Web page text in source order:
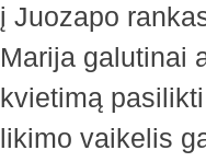
į Juozapo
Marija galutinai
kvietimą
likimo vaikelis